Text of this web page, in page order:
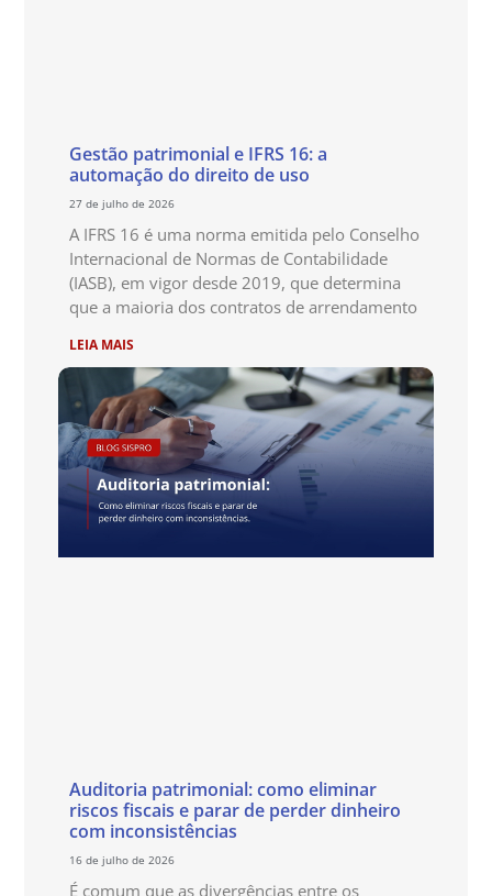
Gestão patrimonial e IFRS 16: a
automação do direito de uso
27 de julho de 2026
A IFRS 16 é uma norma emitida pelo Conselho
Internacional de Normas de Contabilidade
(IASB), em vigor desde 2019, que determina
que a maioria dos contratos de arrendamento
LEIA MAIS
Auditoria patrimonial: como eliminar
riscos fiscais e parar de perder dinheiro
com inconsistências
16 de julho de 2026
É comum que as divergências entre os